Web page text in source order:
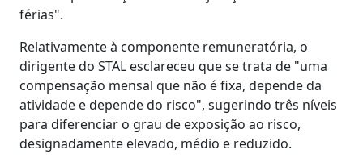
férias".
Relativamente à componente remuneratória, o
dirigente do STAL esclareceu que se trata de "uma
compensação mensal que não é fixa, depende da
atividade e depende do risco", sugerindo três níveis
para diferenciar o grau de exposição ao risco,
designadamente elevado, médio e reduzido.